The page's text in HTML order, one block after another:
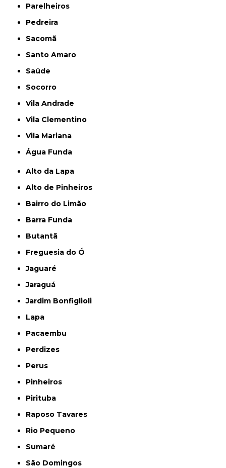
Parelheiros
Pedreira
Sacomã
Santo Amaro
Saúde
Socorro
Vila Andrade
Vila Clementino
Vila Mariana
Água Funda
Alto da Lapa
Alto de Pinheiros
Bairro do Limão
Barra Funda
Butantã
Freguesia do Ó
Jaguaré
Jaraguá
Jardim Bonfiglioli
Lapa
Pacaembu
Perdizes
Perus
Pinheiros
Pirituba
Raposo Tavares
Rio Pequeno
Sumaré
São Domingos